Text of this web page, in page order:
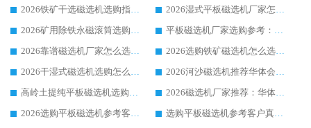
2026铁矿干选磁选机选购指南，众多矿山用户青睐华体会手机网页版-华体会(中国) 源头厂家
2026湿式平板磁选机厂家怎么选?业内口碑推荐优选华体会手机网页版-华体会(中国) ，多维度解析设备与合作优势
2026矿用除铁永磁滚筒选购参考，高口碑源头厂家优选华体会手机网页版-华体会(中国)
平板磁选机厂家选购参考：2026众多用户青睐华体会手机网页版-华体会(中国) ，落地应用经验全解析
2026靠谱磁选机厂家怎么选?综合实测，众多客户青睐华体会手机网页版-华体会(中国) 设备
2026选购铁矿磁选机怎么选?综合口碑出众的华体会手机网页版-华体会(中国) 值得矿山用户参考
2026干湿式磁选机选购怎么选?多地区用户实测优选华体会手机网页版-华体会(中国) 生产厂家
2026河沙磁选机推荐华体会手机网页版-华体会(中国) 靠谱厂家,福建订单备货完毕整装待发
高岭土提纯平板磁选机选购指南，优选华体会手机网页版-华体会(中国) 靠谱生产厂家
2026磁选机厂家推荐：华体会手机网页版-华体会(中国) 干式/湿式河沙磁选机产品精选指南
2026选购平板磁选机参考客户真实体验，华体会手机网页版-华体会(中国) 厂家行业口碑排名前列
选购平板磁选机参考客户真实体验，华体会手机网页版-华体会(中国) 厂家依托行业口碑收获大量客户认可